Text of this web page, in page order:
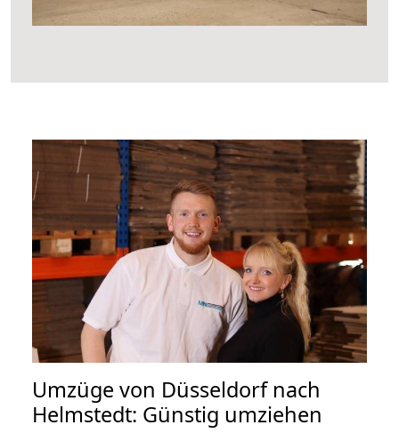
Umzüge von Düsseldorf nach
Helmstedt: Günstig umziehen